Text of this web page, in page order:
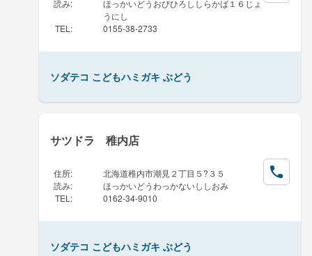
読み:
ほっかいどうおびひろししらかば１６じょ
うにし
TEL : 0155-38-2733
ソダテコ こどもハミガキ ぶどう
サツドラ 稚内店
住所:
北海道稚内市潮見２丁目５?３５
読み:
ほっかいどうわっかないししおみ
TEL : 0162-34-9010
ソダテコ こどもハミガキ ぶどう